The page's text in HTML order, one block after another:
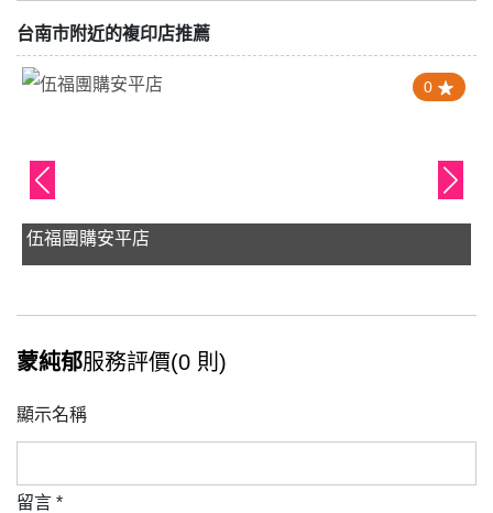
台南市附近的複印店推薦
0
伍福團購安平店
蒙純郁服務評價(0 則)
顯示名稱
留言 *